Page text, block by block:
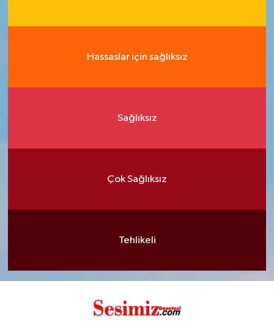
Hassaslar için sağlıksız
Sağlıksız
Çok Sağlıksız
Tehlikeli